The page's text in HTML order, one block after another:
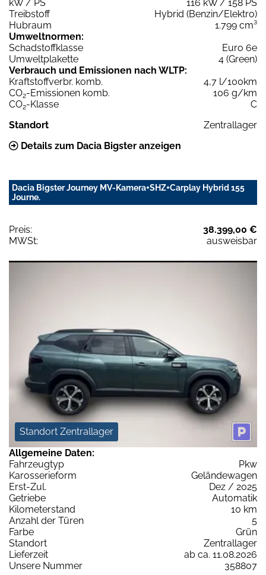
kW / PS
116 kW / 158 PS
Treibstoff
Hybrid (Benzin/Elektro)
Hubraum
1.799 cm³
Umweltnormen:
Schadstoffklasse
Euro 6e
Umweltplakette
4 (Green)
Verbrauch und Emissionen nach WLTP:
Kraftstoffverbr. komb.
4,7 l/100km
CO2-Emissionen komb.
106 g/km
CO2-Klasse
C
Standort
Zentrallager
Details zum Dacia Bigster anzeigen
Dacia Bigster Journey MV-Kamera+SHZ+Carplay Hybrid 155
Journe.
Preis:
38.399,00 €
MWSt:
ausweisbar
Standort Zentrallager
Allgemeine Daten:
Fahrzeugtyp
Pkw
Karosserieform
Geländewagen
Erst-Zul.
Dez / 2025
Getriebe
Automatik
Kilometerstand
10 km
Anzahl der Türen
5
Farbe
Grün
Standort
Zentrallager
Lieferzeit
ab ca. 11.08.2026
Unsere Nummer
358807